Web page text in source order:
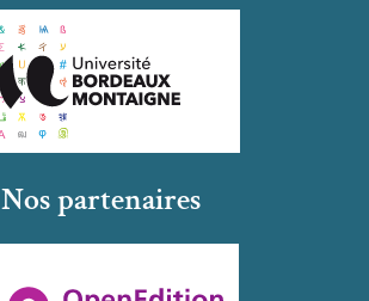
Nos partenaires